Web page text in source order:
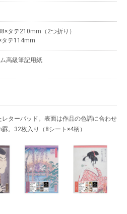
タテ210mm（2つ折り）
タテ114mm
高級筆記用紙
ターパッド。表面は作品の色調に合わせ
。32枚入り（8シート×4柄）